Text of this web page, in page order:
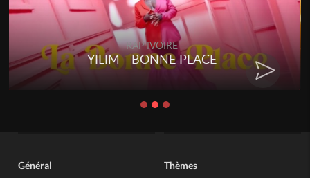
RAP IVOIRE
YILIM - BONNE PLACE
Général Thèmes